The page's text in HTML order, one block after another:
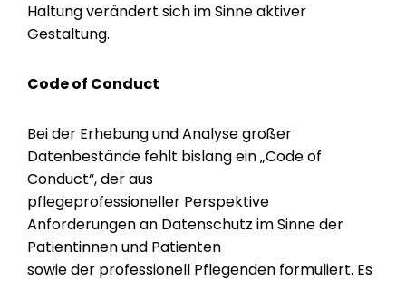
Haltung verändert sich im Sinne aktiver
Gestaltung.
Code of Conduct
Bei der Erhebung und Analyse großer
Datenbestände fehlt bislang ein „Code of
Conduct“, der aus
pflegeprofessioneller Perspektive
Anforderungen an Datenschutz im Sinne der
Patientinnen und Patienten
sowie der professionell Pflegenden formuliert. Es